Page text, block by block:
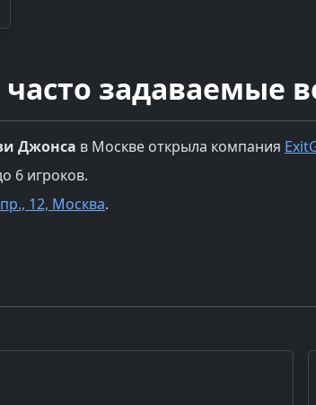
задаваемые
Джонса в Москве открыла компания
6 игроков.
12, Москва.